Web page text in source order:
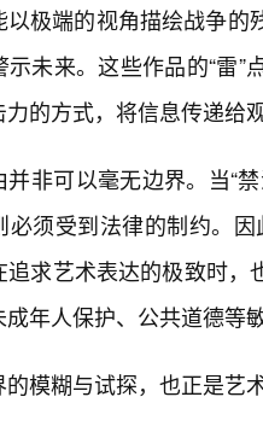
以极端的视角描绘战争
示未来。这些作品的“雷
的方式，将信息传递给
并非可以毫无边界。当“
必须受到法律的制约。因
追求艺术表达的极致时
年人保护、公共道德等
的模糊与试探，也正是艺